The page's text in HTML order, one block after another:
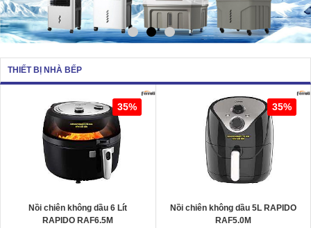
THIẾT BỊ NHÀ BẾP
Nồi chiên không dầu 6 Lít RAPIDO
sử dụng chất liệu nhựa
ABS an toàn và bền bỉ. Ngoài ra,
lòng nồi được sản xuất từ chất liệu
thép không gỉ phủ men chống dính,
giúp cho thực phẩm không bị dính,
vỡ nát trong quá trình chiên, rán…
35%
Nồi chiên không dầu 6 Lít
RAPIDO RAF6.5M
Nồi chiên không dầu 5L RAPIDO
35%
Nồi chiên không dầu 5L RAPIDO
RAF5.0M